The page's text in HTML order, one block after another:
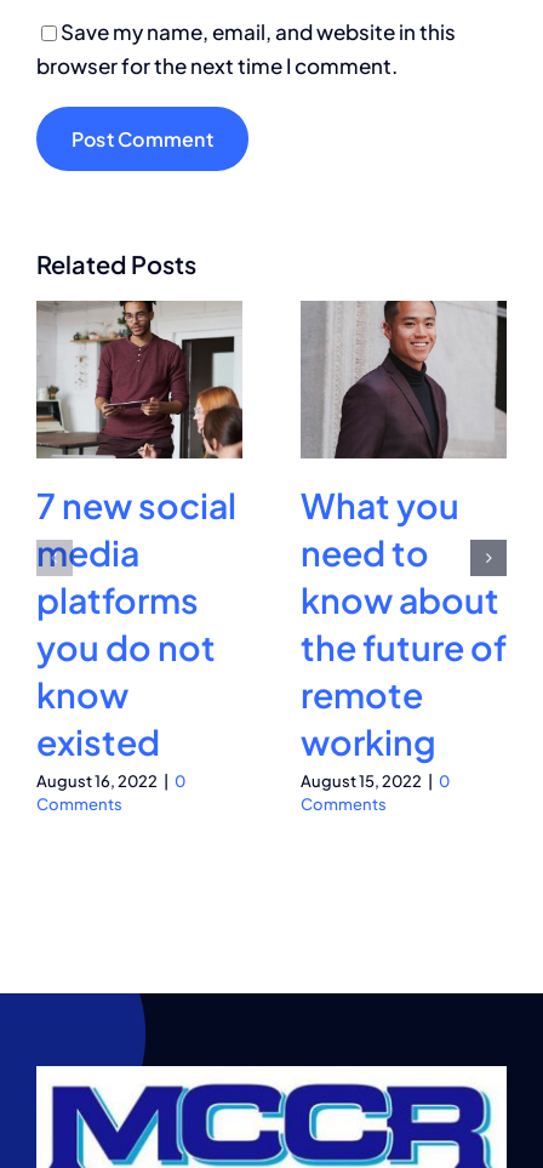
Save my name, email, and website in this
browser for the next time I comment.
Related Posts
7 new social
media
platforms
you do not
know
existed
August 16, 2022
0
Comments
What you
need to
know about
the future of
remote
working
August 15, 2022
0
Comments